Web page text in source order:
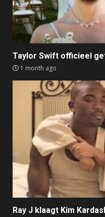
Taylor Swift officieel
1 month ago
Ray J klaagt Kim